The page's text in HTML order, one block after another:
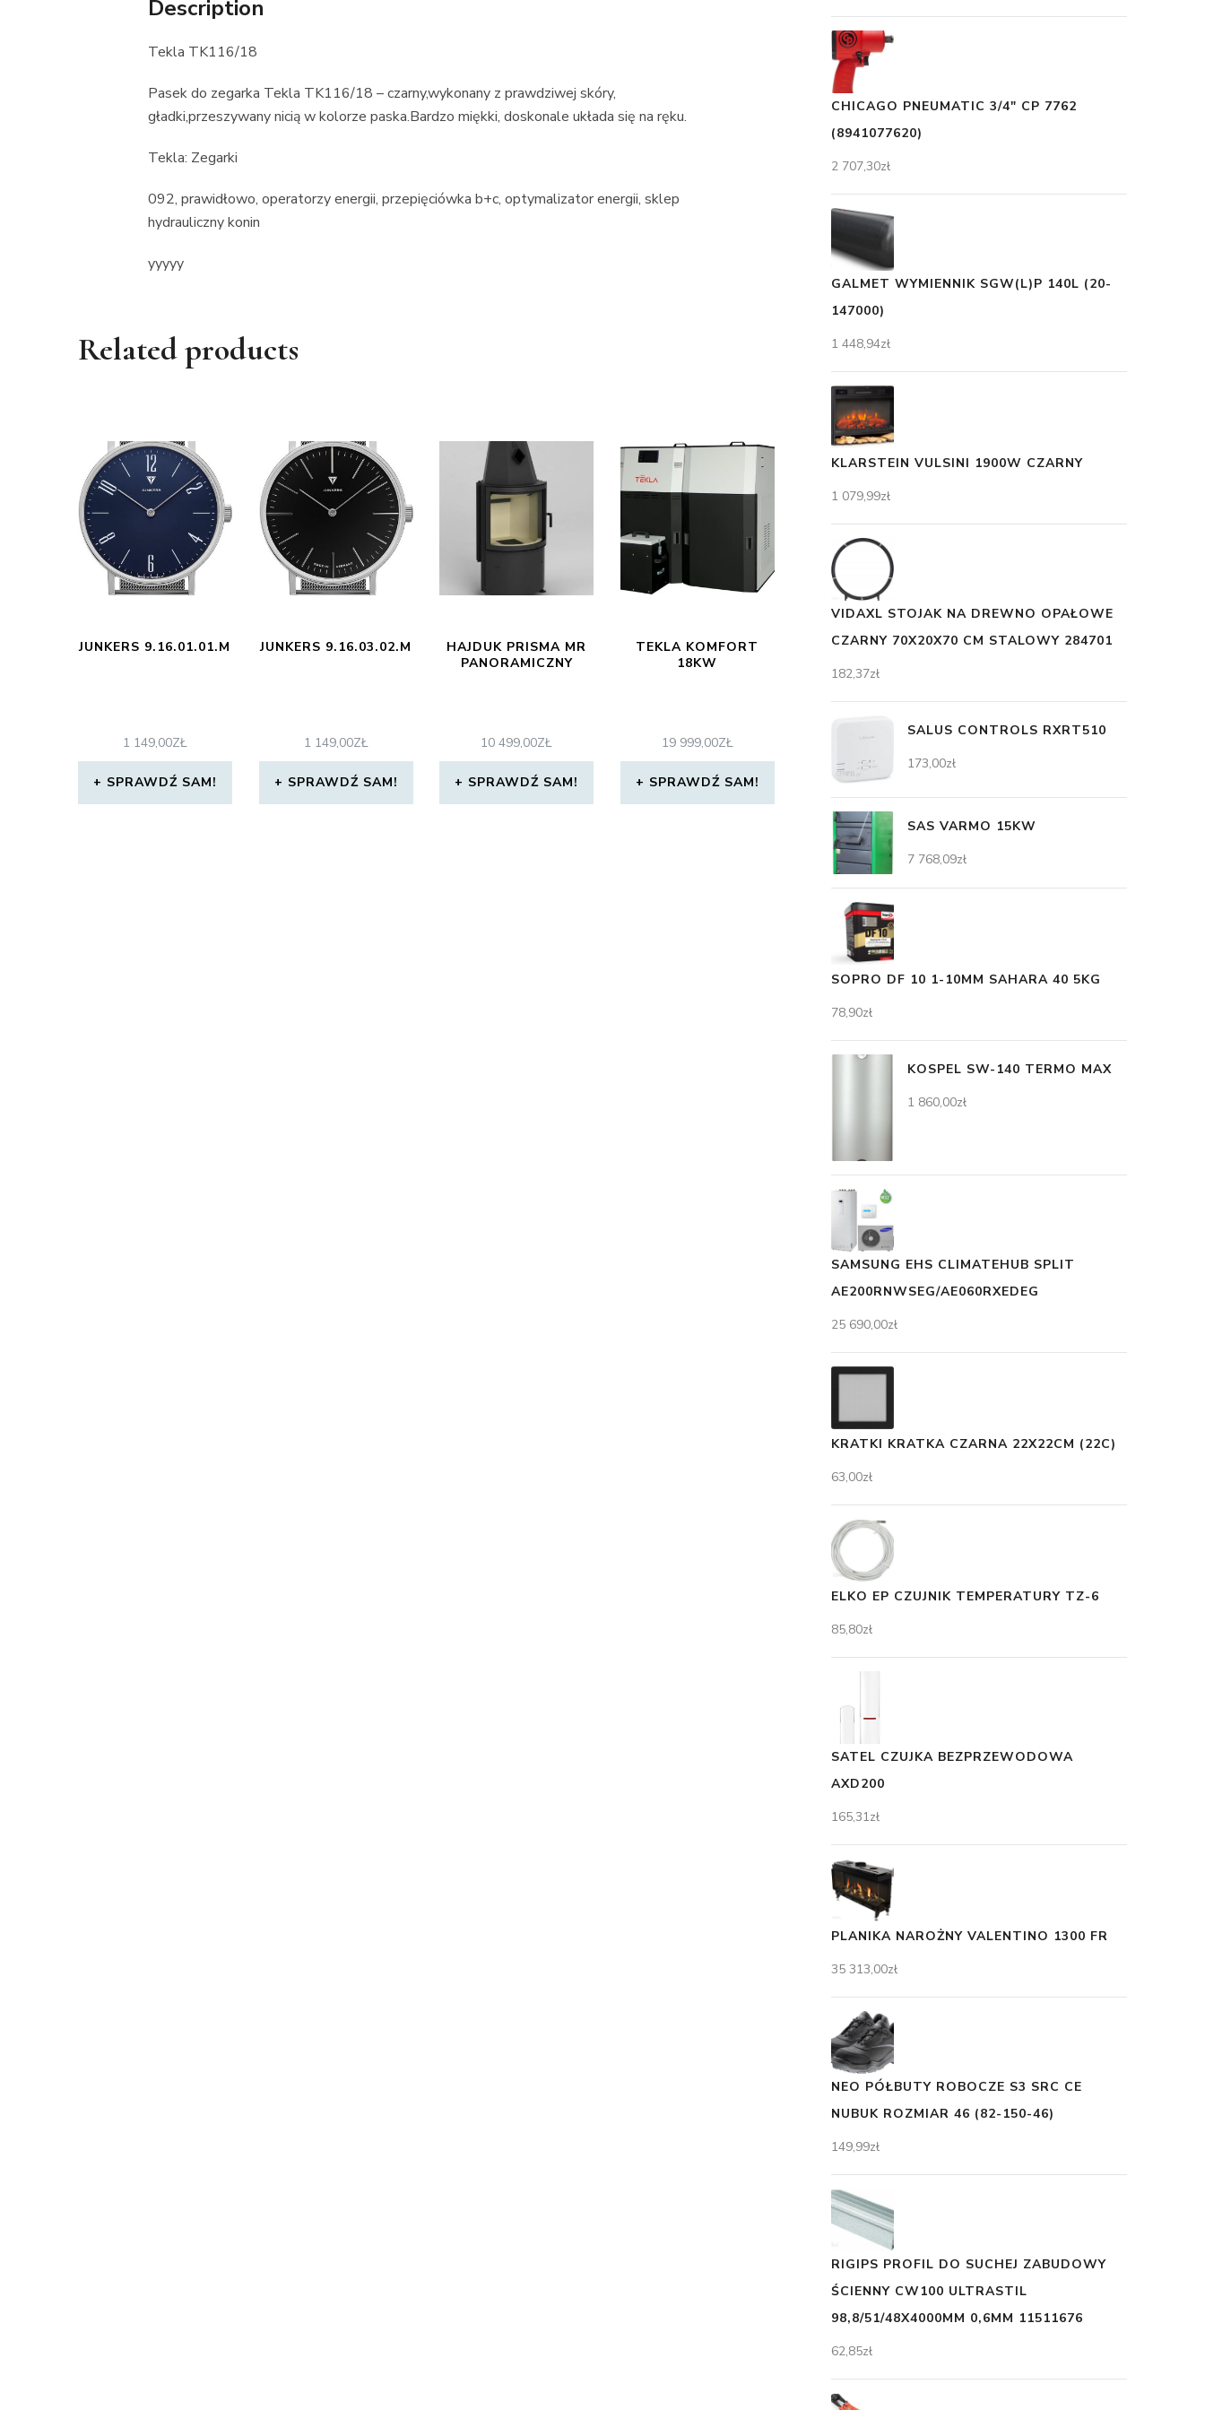
Description
Tekla TK116/18
Pasek do zegarka Tekla TK116/18 – czarny,wykonany z prawdziwej skóry,
gładki,przeszywany nicią w kolorze paska.Bardzo miękki, doskonale układa się na ręku.
Tekla: Zegarki
092, prawidłowo, operatorzy energii, przepięciówka b+c, optymalizator energii, sklep
hydrauliczny konin
yyyyy
Related products
JUNKERS 9.16.01.01.M
1 149,00ZŁ
SPRAWDŹ SAM!
JUNKERS 9.16.03.02.M
1 149,00ZŁ
SPRAWDŹ SAM!
HAJDUK PRISMA MR
PANORAMICZNY
10 499,00ZŁ
SPRAWDŹ SAM!
TEKLA KOMFORT
18KW
19 999,00ZŁ
SPRAWDŹ SAM!
CHICAGO PNEUMATIC 3/4" CP 7762
(8941077620)
2 707,30zł
GALMET WYMIENNIK SGW(L)P 140L (20-
147000)
1 448,94zł
KLARSTEIN VULSINI 1900W CZARNY
1 079,99zł
VIDAXL STOJAK NA DREWNO OPAŁOWE
CZARNY 70X20X70 CM STALOWY 284701
182,37zł
SALUS CONTROLS RXRT510
173,00zł
SAS VARMO 15KW
7 768,09zł
SOPRO DF 10 1-10MM SAHARA 40 5KG
78,90zł
KOSPEL SW-140 TERMO MAX
1 860,00zł
SAMSUNG EHS CLIMATEHUB SPLIT
AE200RNWSEG/AE060RXEDEG
25 690,00zł
KRATKI KRATKA CZARNA 22X22CM (22C)
63,00zł
ELKO EP CZUJNIK TEMPERATURY TZ-6
85,80zł
SATEL CZUJKA BEZPRZEWODOWA
AXD200
165,31zł
PLANIKA NAROŻNY VALENTINO 1300 FR
35 313,00zł
NEO PÓŁBUTY ROBOCZE S3 SRC CE
NUBUK ROZMIAR 46 (82-150-46)
149,99zł
RIGIPS PROFIL DO SUCHEJ ZABUDOWY
ŚCIENNY CW100 ULTRASTIL
98,8/51/48X4000MM 0,6MM 11511676
62,85zł